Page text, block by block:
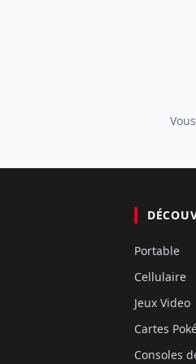
Portable
Cellulaire
Jeux Video
Cartes
Consoles